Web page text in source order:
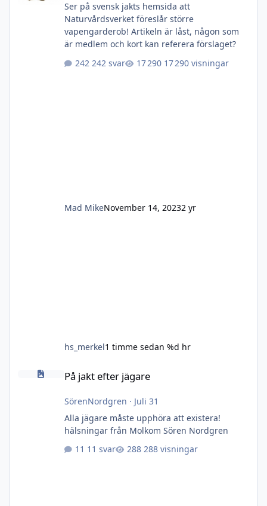
Ser på svensk jakts hemsida att
Naturvårdsverket föreslår större
vapengarderob! Artikeln är låst, någon som
är medlem och kort kan referera förslaget?
242 svar
17 290 visningar
Mad MikeNovember 14, 20232 yr
hs_merkel1 timme sedan %d hr
På jakt efter jägare
På jakt efter jägare
SörenNordgren · Juli 31
Alla jägare måste upphöra att existera!
hälsningar från Molkom Sören Nordgren
11 svar
288 visningar